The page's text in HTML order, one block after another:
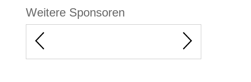
Weitere Sponsoren